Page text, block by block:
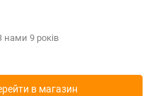
нами 9 років
в магазин